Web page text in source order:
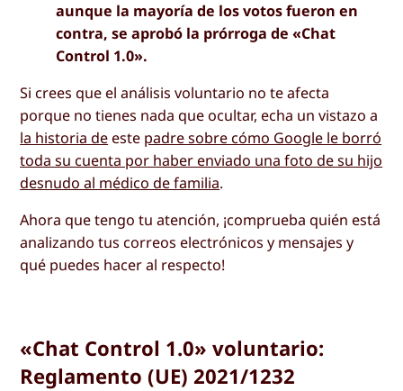
aunque la mayoría de los votos fueron en
contra, se aprobó la prórroga de «Chat
Control 1.0».
Si crees que el análisis voluntario no te afecta
porque no tienes nada que ocultar, echa un vistazo a
la historia de este padre sobre cómo Google le borró
toda su cuenta por haber enviado una foto de su hijo
desnudo al médico de familia.
Ahora que tengo tu atención, ¡comprueba quién está
analizando tus correos electrónicos y mensajes y
qué puedes hacer al respecto!
«Chat Control 1.0» voluntario:
Reglamento (UE) 2021/1232